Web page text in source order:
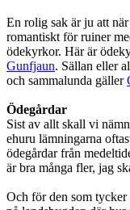
En rolig sak är ju att
romantiskt för ruiner
ödekyrkor. Här är
Gunfjaun. Sällan eller
och sammalunda gäller
Ödegårdar
Sist av allt skall vi
ehuru lämningarna
ödegårdar från
är bra många fler, jag
Och för den som